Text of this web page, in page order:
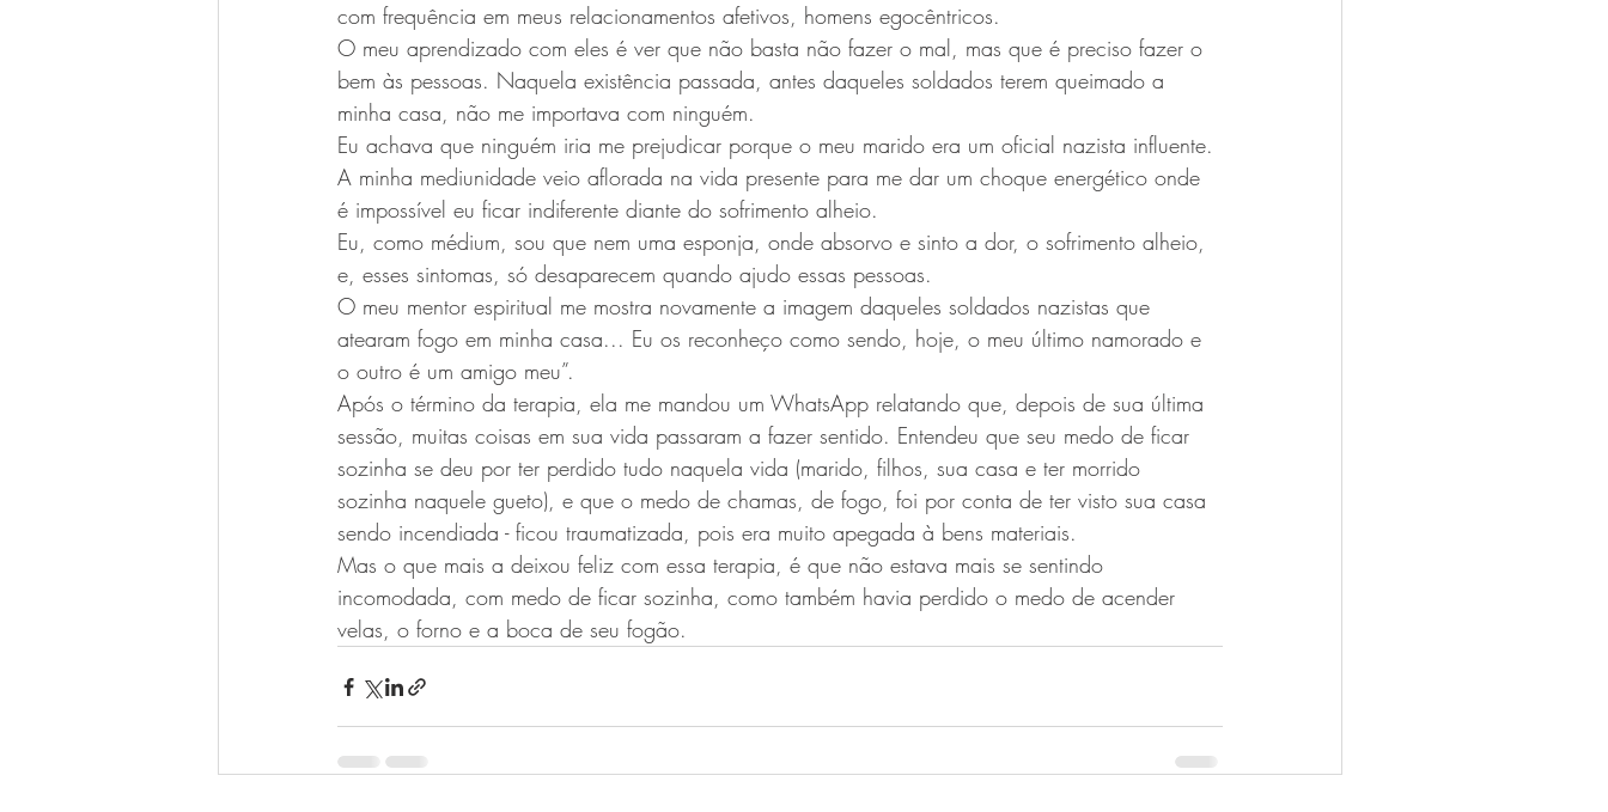
com frequência em meus relacionamentos afetivos, homens egocêntricos.
O meu aprendizado com eles é ver que não basta não fazer o mal, mas que é preciso fazer o
bem às pessoas. Naquela existência passada, antes daqueles soldados terem queimado a
minha casa, não me importava com ninguém.
Eu achava que ninguém iria me prejudicar porque o meu marido era um oficial nazista influente.
A minha mediunidade veio aflorada na vida presente para me dar um choque energético onde
é impossível eu ficar indiferente diante do sofrimento alheio.
Eu, como médium, sou que nem uma esponja, onde absorvo e sinto a dor, o sofrimento alheio,
e, esses sintomas, só desaparecem quando ajudo essas pessoas.
O meu mentor espiritual me mostra novamente a imagem daqueles soldados nazistas que
atearam fogo em minha casa... Eu os reconheço como sendo, hoje, o meu último namorado e
o outro é um amigo meu”.
Após o término da terapia, ela me mandou um WhatsApp relatando que, depois de sua última
sessão, muitas coisas em sua vida passaram a fazer sentido. Entendeu que seu medo de ficar
sozinha se deu por ter perdido tudo naquela vida (marido, filhos, sua casa e ter morrido
sozinha naquele gueto), e que o medo de chamas, de fogo, foi por conta de ter visto sua casa
sendo incendiada - ficou traumatizada, pois era muito apegada à bens materiais.
Mas o que mais a deixou feliz com essa terapia, é que não estava mais se sentindo
incomodada, com medo de ficar sozinha, como também havia perdido o medo de acender
velas, o forno e a boca de seu fogão.